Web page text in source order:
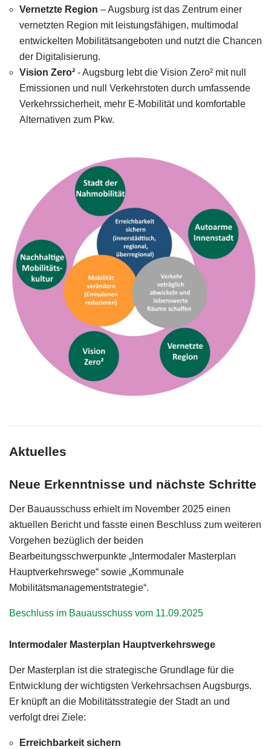
Vernetzte Region – Augsburg ist das Zentrum einer
vernetzten Region mit leistungsfähigen, multimodal
entwickelten Mobilitätsangeboten und nutzt die Chancen
der Digitalisierung.
Vision Zero² - Augsburg lebt die Vision Zero² mit null
Emissionen und null Verkehrstoten durch umfassende
Verkehrssicherheit, mehr E-Mobilität und komfortable
Alternativen zum Pkw.
Aktuelles
Neue Erkenntnisse und nächste Schritte
Der Bauausschuss erhielt im November 2025 einen
aktuellen Bericht und fasste einen Beschluss zum weiteren
Vorgehen bezüglich der beiden
Bearbeitungsschwerpunkte „Intermodaler Masterplan
Hauptverkehrswege“ sowie „Kommunale
Mobilitätsmanagementstrategie“.
Beschluss im Bauausschuss vom 11.09.2025
Intermodaler Masterplan Hauptverkehrswege
Der Masterplan ist die strategische Grundlage für die
Entwicklung der wichtigsten Verkehrsachsen Augsburgs.
Er knüpft an die Mobilitätsstrategie der Stadt an und
verfolgt drei Ziele:
Erreichbarkeit sichern